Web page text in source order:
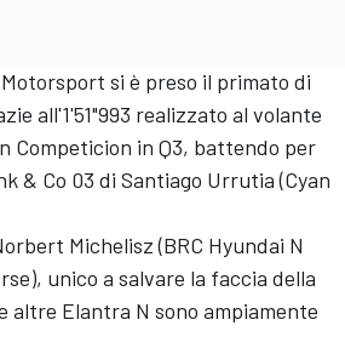
si è preso il primato di
all'1'51"993 realizzato al volante
Competicion in Q3, battendo per
& Co 03 di Santiago Urrutia (Cyan
Michelisz (BRC Hyundai N
unico a salvare la faccia della
altre Elantra N sono ampiamente